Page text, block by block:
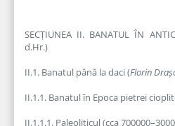
SECȚIUNEA II. BANATUL ÎN
d.Hr.)
II.1. Banatul până la daci (Florin
II.1.1. Banatul în Epoca pietrei
II.1.1.1. Paleoliticul (cca